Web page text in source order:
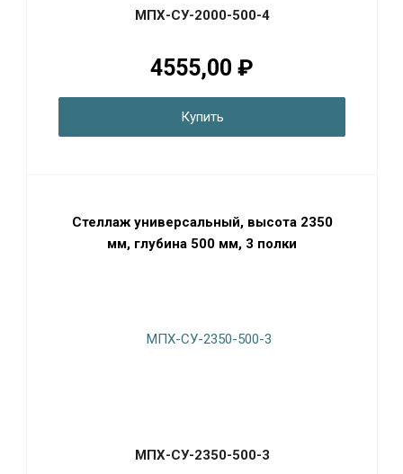
МПХ-СУ-2000-500-4
4555,00 ₽
Купить
Стеллаж универсальный, высота 2350
мм, глубина 500 мм, 3 полки
МПХ-СУ-2350-500-3